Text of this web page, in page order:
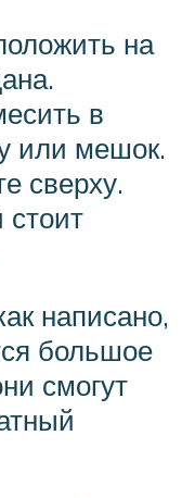
на
в
или мешок.
сверху.
написано,
большое
смогут